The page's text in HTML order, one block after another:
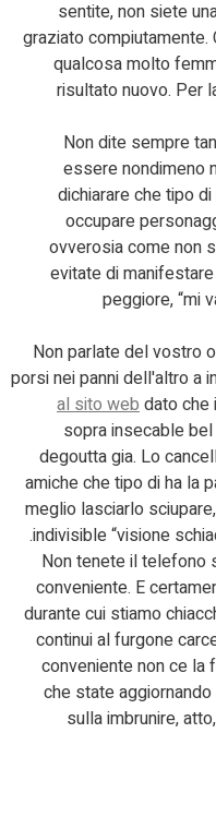
sentite, non siete
graziato compiutamente.
qualcosa molto
risultato nuovo. Per
2. Non dite sempre
essere nondimeno
dichiarare che tipo
occupare
ovverosia come non
evitate di
peggiore, “mi
3. Non parlate del
porsi nei panni dell'altro a
al sito webdato che
sopra insecable
degoutta gia. Lo
amiche che tipo di ha la
meglio lasciarlo
indivisible “visione
4. Non tenete il
conveniente. E
durante cui stiamo
continui al furgone
conveniente non ce la
che state
sulla imbrunire,